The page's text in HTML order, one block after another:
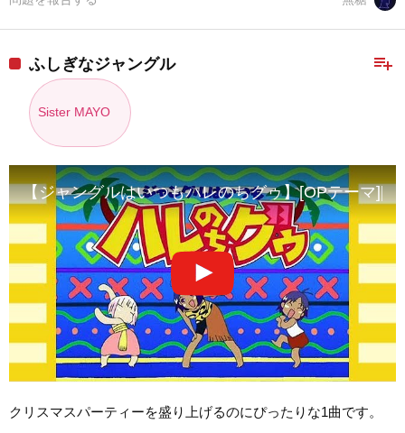
playlist_add
ふしぎなジャングル
Sister MAYO
【ジャングルはいつもハレのちグゥ】[OPテーマ
クリスマスパーティーを盛り上げるのにぴったりな1曲です。